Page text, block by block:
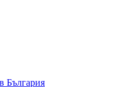
България